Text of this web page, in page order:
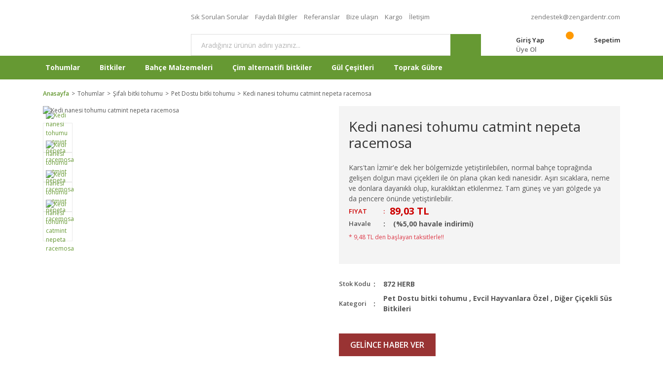
Sık Sorulan Sorular Faydalı Bilgiler Referanslar Bize ulaşın Kargo İletişim zendestek@zengardentr.com
Giriş Yap
Üye Ol
Sepetim
Tohumlar Bitkiler Bahçe Malzemeleri Çim alternatifi bitkiler Gül Çeşitleri Toprak Gübre
Anasayfa Tohumlar Şifalı bitki tohumu Pet Dostu bitki tohumu Kedi nanesi tohumu catmint nepeta racemosa
Kedi nanesi tohumu catmint nepeta
racemosa
Kars'tan İzmir'e dek her bölgemizde yetiştirilebilen, normal bahçe toprağında
gelişen dolgun mavi çiçekleri ile ön plana çıkan kedi nanesidir. Aşırı sıcaklara, neme
ve donlara dayanıklı olup, kuraklıktan etkilenmez. Tam güneş ve yarı gölgede ya
da pencere önünde yetiştirilebilir.
FIYAT : 89,03 TL
Havale (%5,00 havale indirimi)
* 9,48 TL den başlayan taksitlerle!!
Stok Kodu 872 HERB
Kategori
Pet Dostu bitki tohumu , Evcil Hayvanlara Özel , Diğer Çiçekli Süs
Bitkileri
GELİNCE HABER VER